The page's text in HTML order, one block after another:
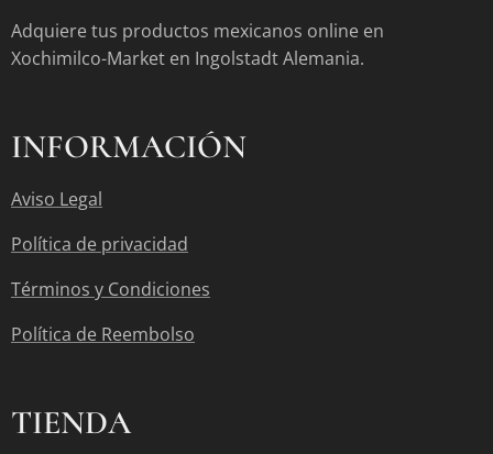
Adquiere tus productos mexicanos online en
Xochimilco-Market en Ingolstadt Alemania.
INFORMACIÓN
Aviso Legal
Política de privacidad
Términos y Condiciones
Política de Reembolso
TIENDA